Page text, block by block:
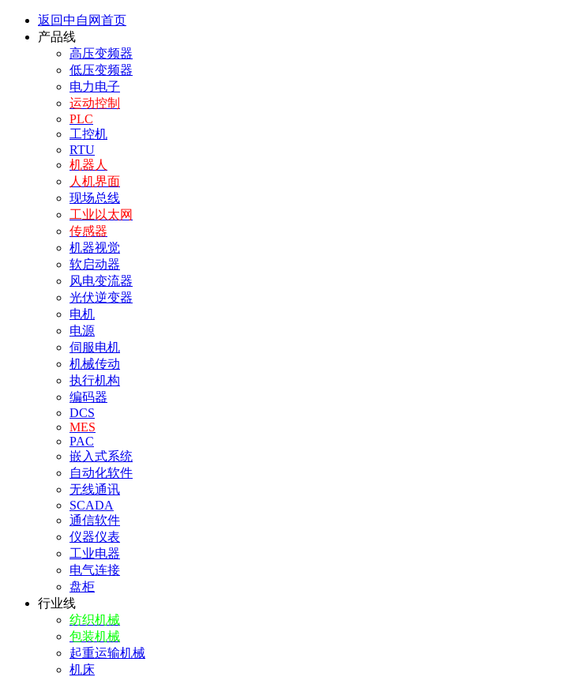
返回中自网首页
产品线
高压变频器
低压变频器
电力电子
运动控制
PLC
工控机
RTU
机器人
人机界面
现场总线
工业以太网
传感器
机器视觉
软启动器
风电变流器
光伏逆变器
电机
电源
伺服电机
机械传动
执行机构
编码器
DCS
MES
PAC
嵌入式系统
自动化软件
无线通讯
SCADA
通信软件
仪器仪表
工业电器
电气连接
盘柜
行业线
纺织机械
包装机械
起重运输机械
机床